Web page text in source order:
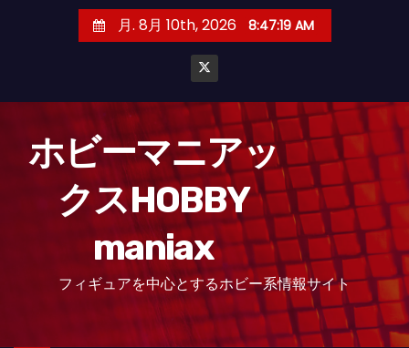
月. 8月 10th, 2026 8:47:20 AM
ホビーマニアッ
クスHOBBY
maniax
フィギュアを中心とするホビー系情報サイト